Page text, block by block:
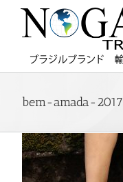
bem-amada-